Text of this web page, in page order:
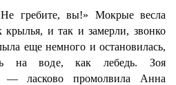
гребите, вы!» Мокрые весла
крылья, и так и замерли, звонко
еще немного и остановилась,
на воде, как лебедь. Зоя
ласково промолвила Анна